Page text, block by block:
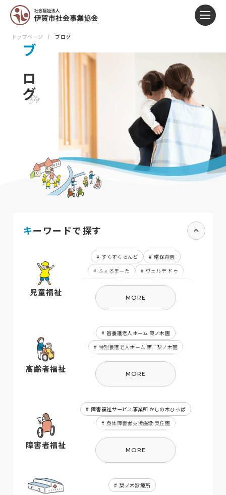
トップページ ブログ
ロ
グ
キーワードで探す
児童福祉
すくすくらんど
曙保育園
ふぇるまーた
ヴェルデ ドゥ
府中保育園
ヴェルデ
睦保育園
友生保育園
第2フレンズうえの
フレンズうえの
長田保育園
花之木保育園
キッズうえの
かしのみ園
ひかり保育園
ふたば
成和西
ウイングうえの
中瀬城東保育園
みどり第二保育園
三田保育園
MORE
高齢者福祉
盲養護老人ホーム 梨ノ木園
特別養護老人ホーム 第二梨ノ木園
在宅介護支援センター なしのき
デイサービスセンター なしのき
MORE
障害者福祉
障害福祉サービス事業所 かしの木ひろば
身体障害者支援施設 梨丘園
相談支援事業所 すきっぷ
伊賀市盲人ホーム
上野点字図書館
MORE
梨ノ木診療所